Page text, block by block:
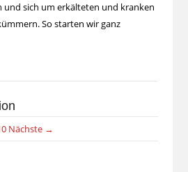
und sich um erkälteten und kranken
So starten wir ganz
Nächste →